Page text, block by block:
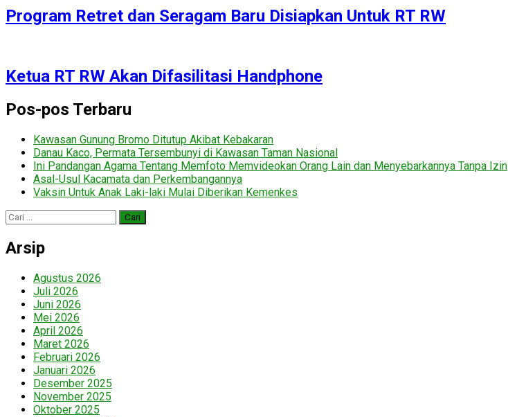
Program Retret dan Seragam Baru Disiapkan Untuk RT RW
Ketua RT RW Akan Difasilitasi Handphone
Pos-pos Terbaru
Kawasan Gunung Bromo Ditutup Akibat Kebakaran
Danau Kaco, Permata Tersembunyi di Kawasan Taman Nasional
Ini Pandangan Agama Tentang Memfoto Memvideokan Orang Lain dan Menyebarkannya Tanpa Izin
Asal-Usul Kacamata dan Perkembangannya
Vaksin Untuk Anak Laki-laki Mulai Diberikan Kemenkes
Cari
untuk:
Arsip
Agustus 2026
Juli 2026
Juni 2026
Mei 2026
April 2026
Maret 2026
Februari 2026
Januari 2026
Desember 2025
November 2025
Oktober 2025